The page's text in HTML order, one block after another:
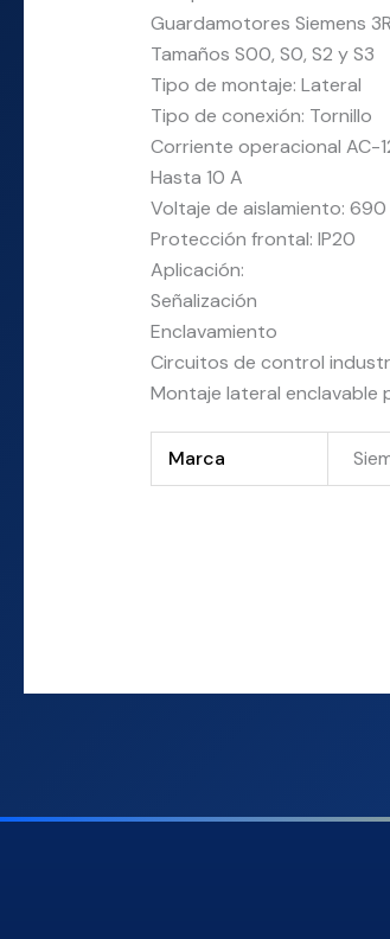
Guardamotores Siemens
Tamaños S00, S0, S2 y S3
Tipo de montaje: Lateral
Tipo de conexión: Tornillo
Corriente operacional AC-
Hasta 10 A
Voltaje de aislamiento: 690
Protección frontal: IP20
Aplicación:
Señalización
Enclavamiento
Circuitos de control
Montaje lateral enclavable
Marca